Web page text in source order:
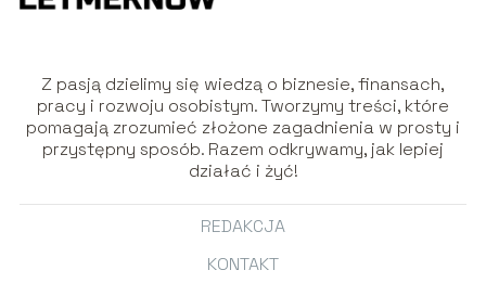
Z pasją dzielimy się wiedzą o biznesie, finansach,
pracy i rozwoju osobistym. Tworzymy treści, które
pomagają zrozumieć złożone zagadnienia w prosty i
przystępny sposób. Razem odkrywamy, jak lepiej
działać i żyć!
REDAKCJA
KONTAKT